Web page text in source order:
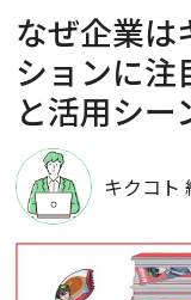
なぜ企業は
ションに注
と活用シー
キクコト